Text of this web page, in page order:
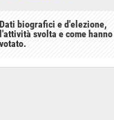
Dati biografici e d'elezione,
l'attività svolta e come hanno
votato.